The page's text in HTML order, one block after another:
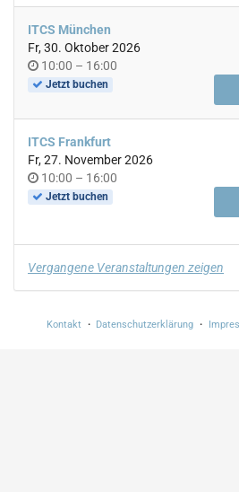
ITCS München
Fr, 30. Oktober 2026
Uhrzeit
10:00 – bis
16:00
Jetzt buchen
ITCS Frankfurt
Fr, 27. November 2026
Uhrzeit
10:00 – bis
16:00
Jetzt buchen
Vergangene Veranstaltungen zeigen
Kontakt Datenschutzerklärung